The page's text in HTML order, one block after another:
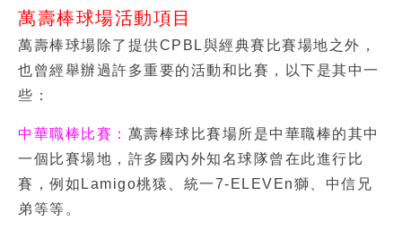
萬壽棒球場活動項目
萬壽棒球場除了提供CPBL與經典賽比賽場地之外，
也曾經舉辦過許多重要的活動和比賽，以下是其中一
些：
中華職棒比賽： 萬壽棒球比賽場所是中華職棒的其中
一個比賽場地，許多國內外知名球隊曾在此進行比
賽，例如Lamigo桃猿、統一7-ELEVEn獅、中信兄
弟等等。